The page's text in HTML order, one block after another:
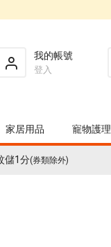
我的帳號
登入
家居用品 寵物護理
儲1分(券類除外)